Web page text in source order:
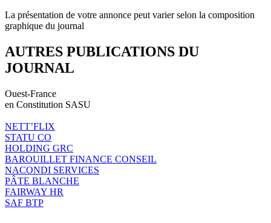
La présentation de votre annonce peut varier selon la composition
graphique du journal
AUTRES PUBLICATIONS DU
JOURNAL
Ouest-France
en Constitution SASU
NETT’FLIX
STATU CO
HOLDING GRC
BAROUILLET FINANCE CONSEIL
NACONDI SERVICES
PÂTE BLANCHE
FAIRWAY HR
SAF BTP